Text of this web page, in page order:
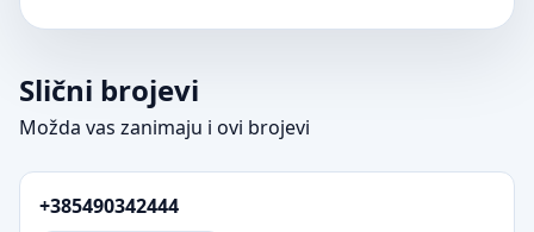
Slični brojevi
Možda vas zanimaju i ovi brojevi
+385490342444